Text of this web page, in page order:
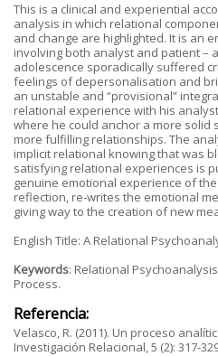
This is a clinical and experiential
analysis in which relational
and change are highlighted. It is an
involving both analyst and patient –
adolescence sporadically suffered
feelings of depersonalisation and
an unstable and “provisional”
relational experience with his
where he could anchor a more
more fulfilling relationships. The
implicit relational knowing that was
satisfying relational experiences is
genuine emotional experience of
reflection, re-writes the emotional
giving way to the creation of new
English Title: A Relational
Keywords: Relational
Process.
Referencia:
Velasco, R. (2011). Un proceso
Investigación Relacional, 5 (2): 317-